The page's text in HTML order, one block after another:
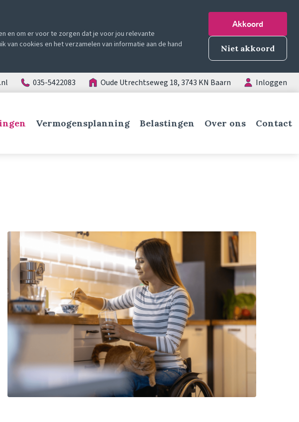
en om er voor te zorgen dat je voor jou relevante
cookies en het verzamelen van informatie aan de hand
Akkoord
Niet akkoord
035-5422083 Oude Utrechtseweg 18, 3743 KN Baarn Inloggen
Vermogensplanning Belastingen Over ons Contact